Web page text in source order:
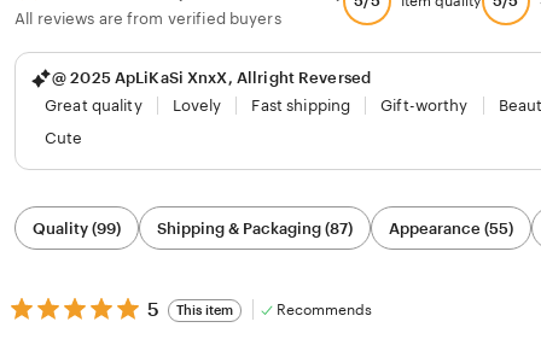
All reviews are from verified buyers
@ 2025 ApLiKaSi XnxX, Allright Reversed
Great quality
Lovely Fast shipping Gift-worthy
Cute
Filter
by
category
Quality (99) Shipping & Packaging (87) Appearance (55)
5
out
5 This item Recommends